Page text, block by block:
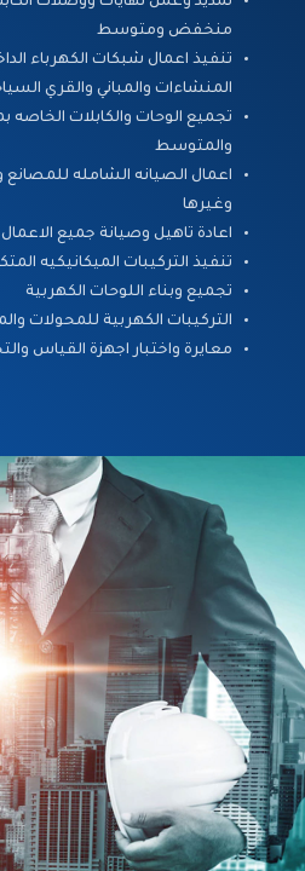
منخفض ومتوسط
تنفيذ اعمال شبكات الكهرباء
المنشاءات والمباني والقري
تجميع الوحات والكابلات
والمتوسط
اعمال الصيانه الشامله للمصانع
وغيرها
اعادة تاهيل وصيانة جميع
تنفيذ التركيبات الميكانيكيه
تجميع وبناء اللوحات الكهربية
التركيبات الكهربية للمحولات
معايرة واختبار اجهزة القياس